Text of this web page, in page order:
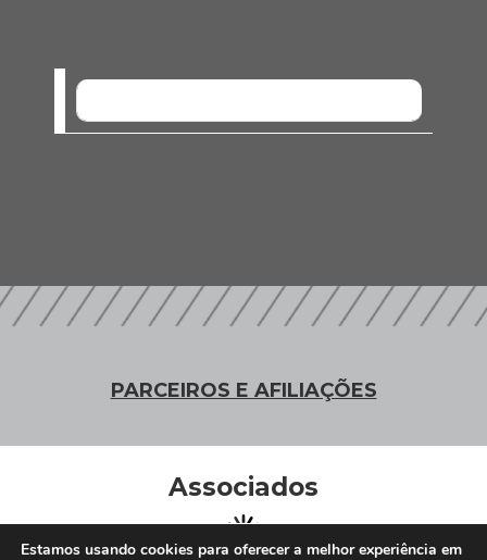
PARCEIROS E AFILIAÇÕES
Associados
Estamos usando cookies para oferecer a melhor experiência em